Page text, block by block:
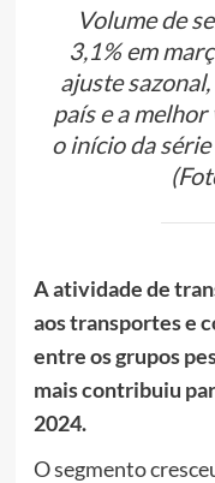
Volume de
3,1% em
ajuste
país e a melhor
o início da
A atividade de
aos transportes e
entre os grupos
mais contribuiu
2024.
O segmento